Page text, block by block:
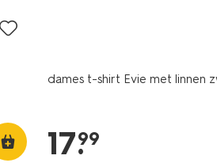
dames t-shirt Evie met linnen
17.
99